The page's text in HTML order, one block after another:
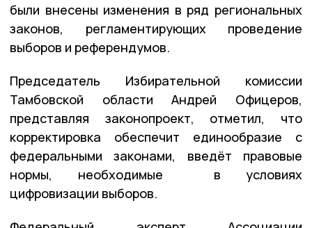
были внесены изменения в ряд региональных
законов, регламентирующих проведение
выборов и референдумов.
Председатель Избирательной комиссии
Тамбовской области Андрей Офицеров,
представляя законопроект, отметил, что
корректировка обеспечит единообразие с
федеральными законами, введёт правовые
нормы, необходимые в условиях
цифровизации выборов.